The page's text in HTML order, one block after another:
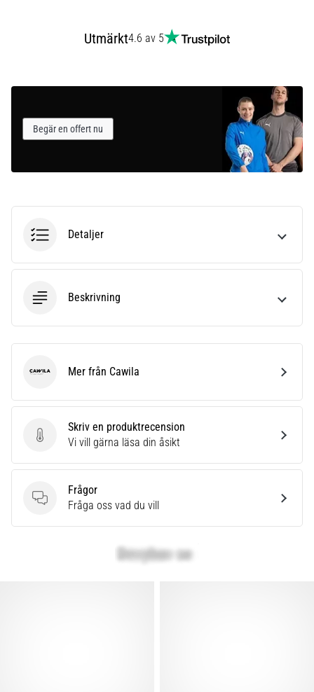
Utmärkt4.6 av 5
Begär en offert nu
Detaljer
Beskrivning
Skriv en produktrecension
Skriv en produktrecension
Vi vill gärna läsa din åsikt
Frågor
Frågor
Fråga oss vad du vill
Cawila Mer från Cawila